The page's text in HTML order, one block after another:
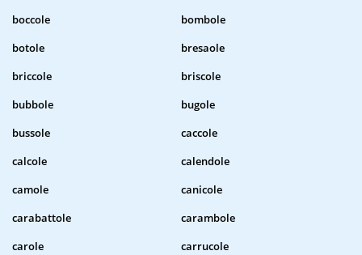
boccole
bombole
botole
bresaole
briccole
briscole
bubbole
bugole
bussole
caccole
calcole
calendole
camole
canicole
carabattole
carambole
carole
carrucole